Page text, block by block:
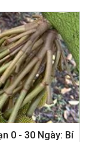
0 - 30 Ngày: Bí